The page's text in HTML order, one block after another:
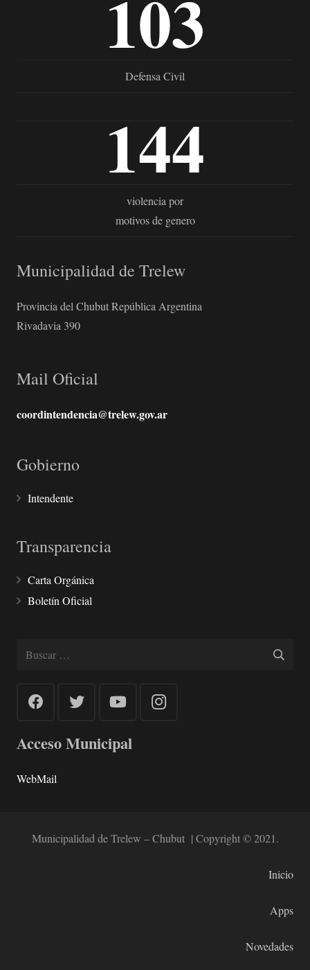
103
Defensa Civil
144
violencia por
motivos de genero
Municipalidad de Trelew
Provincia del Chubut República Argentina
Rivadavia 390
Mail Oficial
coordintendencia@trelew.gov.ar
Gobierno
Intendente
Transparencia
Carta Orgánica
Boletín Oficial
Buscar:
Acceso Municipal
WebMail
Municipalidad de Trelew – Chubut | Copyright © 2021.
Inicio
Apps
Novedades